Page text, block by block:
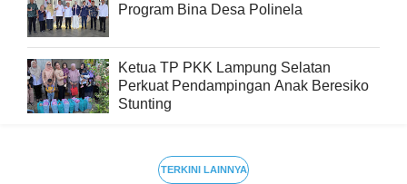
Program Bina Desa Polinela
Ketua TP PKK Lampung Selatan
Perkuat Pendampingan Anak Beresiko
Stunting
TERKINI LAINNYA